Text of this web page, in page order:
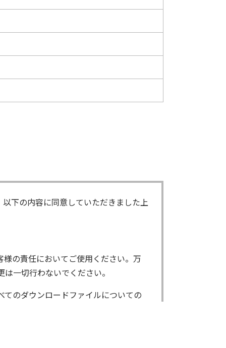
下の内容に同意していただきました上
の責任においてご使用ください。万
一切行わないでください。
のダウンロードファイルについての